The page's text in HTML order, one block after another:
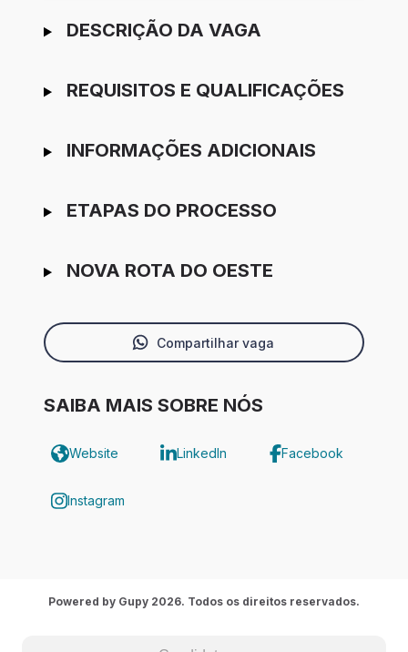
Ir para candidatura
DESCRIÇÃO DA VAGA
REQUISITOS E QUALIFICAÇÕES
INFORMAÇÕES ADICIONAIS
ETAPAS DO PROCESSO
NOVA ROTA DO OESTE
Compartilhar vaga
SAIBA MAIS SOBRE NÓS
Website LinkedIn Facebook
Instagram
Powered by Gupy 2026. Todos os direitos reservados.